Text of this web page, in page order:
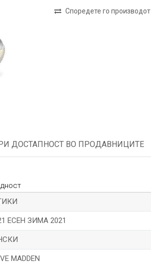
Споредете го производот
ДОСТАПНОСТ ВО ПРОДАВНИЦИТЕ
ЕСЕН ЗИМА 2021
MADDEN